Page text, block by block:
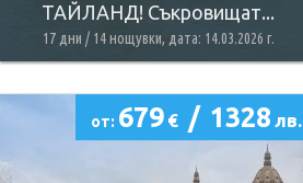
ТАЙЛАНД! Съкровищат...
17 дни / 14 нощувки, дата: 14.03.2026 г.
от: 679 € / 1328 лв.